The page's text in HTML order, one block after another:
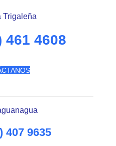
Trigaleña
461 4608
407 9635